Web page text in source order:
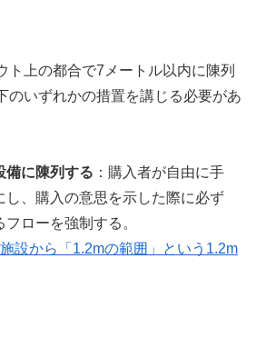
ト上の都合で7メートル以内に陳列
のいずれかの措置を講じる必要があ
備に陳列する ：購入者が自由に手
し、購入の意思を示した際に必ず
ローを強制する。
設から「1.2mの範囲」という1.2m